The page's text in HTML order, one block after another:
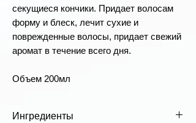
секущиеся кончики. Придает волосам
форму и блеск, лечит сухие и
поврежденные волосы, придает свежий
аромат в течение всего дня.
Объем 200мл
Ингредиенты